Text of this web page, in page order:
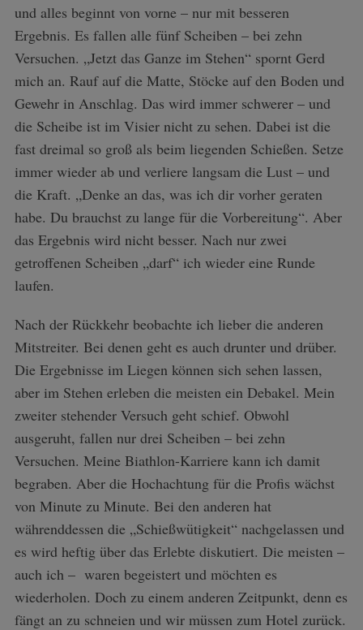
und alles beginnt von vorne – nur mit besseren
Ergebnis. Es fallen alle fünf Scheiben – bei zehn
Versuchen. „Jetzt das Ganze im Stehen“ spornt Gerd
mich an. Rauf auf die Matte, Stöcke auf den Boden und
Gewehr in Anschlag. Das wird immer schwerer – und
die Scheibe ist im Visier nicht zu sehen. Dabei ist die
fast dreimal so groß als beim liegenden Schießen. Setze
immer wieder ab und verliere langsam die Lust – und
die Kraft. „Denke an das, was ich dir vorher geraten
habe. Du brauchst zu lange für die Vorbereitung“. Aber
das Ergebnis wird nicht besser. Nach nur zwei
getroffenen Scheiben „darf“ ich wieder eine Runde
laufen.
Nach der Rückkehr beobachte ich lieber die anderen
Mitstreiter. Bei denen geht es auch drunter und drüber.
Die Ergebnisse im Liegen können sich sehen lassen,
aber im Stehen erleben die meisten ein Debakel. Mein
zweiter stehender Versuch geht schief. Obwohl
ausgeruht, fallen nur drei Scheiben – bei zehn
Versuchen. Meine Biathlon-Karriere kann ich damit
begraben. Aber die Hochachtung für die Profis wächst
von Minute zu Minute. Bei den anderen hat
währenddessen die „Schießwütigkeit“ nachgelassen und
es wird heftig über das Erlebte diskutiert. Die meisten –
auch ich – waren begeistert und möchten es
wiederholen. Doch zu einem anderen Zeitpunkt, denn es
fängt an zu schneien und wir müssen zum Hotel zurück.